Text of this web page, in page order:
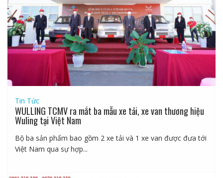
Tin Tức
WULLING TCMV ra mắt ba mẫu xe tải, xe van thương hiệu
Wuling tại Việt Nam
Bộ ba sản phẩm bao gồm 2 xe tải và 1 xe van được đưa tới
Việt Nam qua sự hợp...